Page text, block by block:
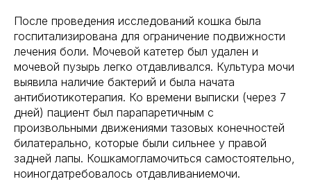
После проведения исследований кошка была
госпитализирована для ограничение подвижности
лечения боли. Мочевой катетер был удален и
мочевой пузырь легко отдавливался. Культура мочи
выявила наличие бактерий и была начата
антибиотикотерапия. Ко времени выписки (через 7
дней) пациент был парапаретичным с
произвольными движениями тазовых конечностей
билатерально, которые были сильнее у правой
задней лапы. Кошкамогламочиться самостоятельно,
ноиногдатребовалось отдавливаниемочи.